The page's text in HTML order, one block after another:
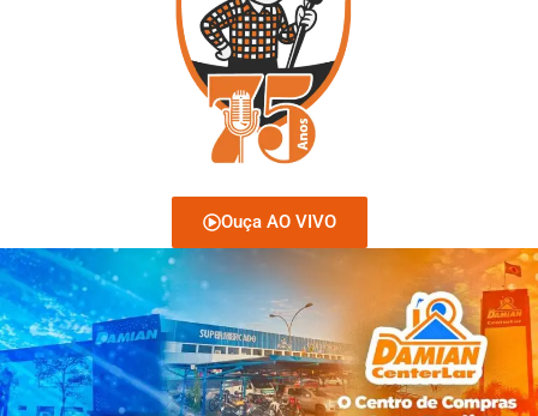
Ouça AO VIVO